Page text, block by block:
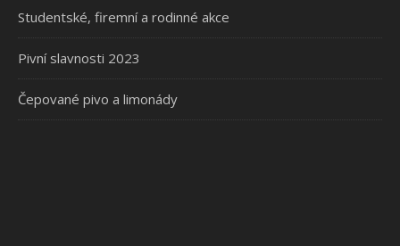
Studentské, firemní a rodinné akce
Pivní slavnosti 2023
Čepované pivo a limonády